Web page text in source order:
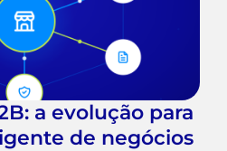
a evolução para
de negócios